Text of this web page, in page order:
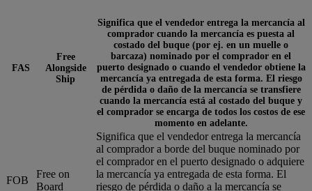
FAS
Free
Alongside
Ship
Significa que el vendedor entrega la mercancía al
comprador cuando la mercancía es puesta al
costado del buque (por ej. en un muelle o
barcaza) nominado por el comprador en el
puerto designado o cuando el vendedor obtiene la
mercancía ya entregada de esta forma. El riesgo
de pérdida o daño de la mercancía se transfiere
cuando la mercancía está al costado del buque y
el comprador se encarga de todos los costos de ese
momento en adelante.
FOB
Free on
Board
Significa que el vendedor entrega la mercancía
al comprador a borde del buque nominado por
el comprador en el puerto designado o adquiere
la mercancía ya entregada de esta forma. El
riesgo de pérdida o daño a la mercancía se